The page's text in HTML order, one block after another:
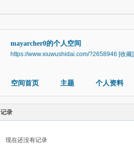
mayarcher0的个人空间
https://www.xiuwushidai.com/?2658946 [收藏]
空间首页 主题 个人资料
记录
现在还没有记录